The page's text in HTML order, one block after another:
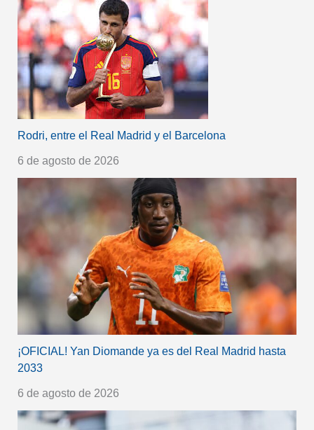
Rodri, entre el Real Madrid y el Barcelona
6 de agosto de 2026
¡OFICIAL! Yan Diomande ya es del Real Madrid hasta
2033
6 de agosto de 2026